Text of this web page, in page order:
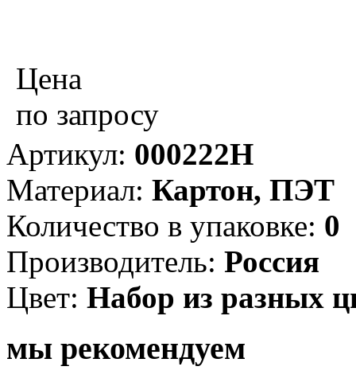
Цена
по запросу
Артикул: 000222H
Материал: Картон, ПЭТ
Количество в упаковке: 0
Производитель: Россия
Цвет: Набор из разных
мы рекомендуем